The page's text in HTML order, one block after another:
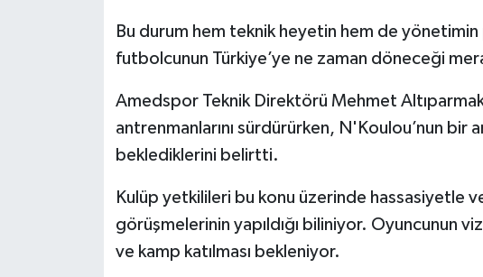
Bu durum hem teknik heyetin hem de yönetimin
futbolcunun Türkiye’ye ne zaman döneceği
Amedspor Teknik Direktörü Mehmet
antrenmanlarını sürdürürken, N'Koulou’nun bir
beklediklerini belirtti.
Kulüp yetkilileri bu konu üzerinde hassasiyetle
görüşmelerinin yapıldığı biliniyor. Oyuncunun
ve kamp katılması bekleniyor.